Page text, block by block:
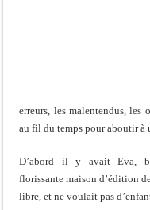
erreurs, les malentendus, les
au fil du temps pour aboutir à
D’abord il y avait Eva,
florissante maison d’édition
libre, et ne voulait pas